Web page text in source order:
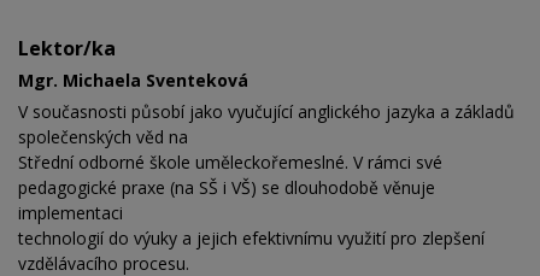
Lektor/ka
Mgr. Michaela Sventeková
V současnosti působí jako vyučující anglického jazyka a základů
společenských věd na
Střední odborné škole uměleckořemeslné. V rámci své
pedagogické praxe (na SŠ i VŠ) se dlouhodobě věnuje
implementaci
technologií do výuky a jejich efektivnímu využití pro zlepšení
vzdělávacího procesu.